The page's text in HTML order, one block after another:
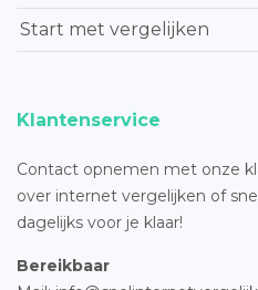
Start met vergelijken
Klantenservice
Contact opnemen met onze
over internet vergelijken of
dagelijks voor je klaar!
Bereikbaar